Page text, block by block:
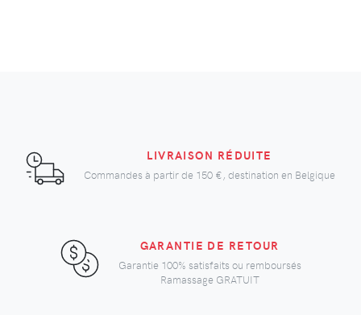
LIVRAISON RÉDUITE
Commandes à partir de 150 €, destination en Belgique
GARANTIE DE RETOUR
Garantie 100% satisfaits ou remboursés
Ramassage GRATUIT